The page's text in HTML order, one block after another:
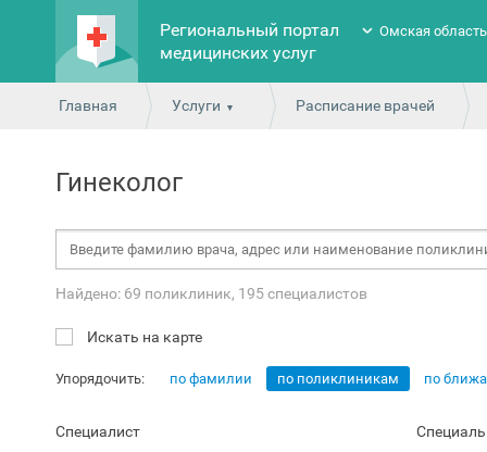
Региональный портал
медицинских услуг
Омская область
Главная Услуги Расписание врачей
Гинеколог
Найдено: 69 поликлиник, 195 специалистов
Искать на карте
Упорядочить: по фамилии по поликлиникам по
Специалист